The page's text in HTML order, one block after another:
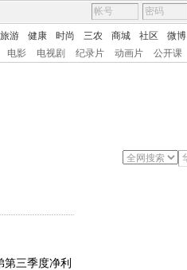
旅游 健康 时尚 三农 商城 社区 微博
电影 电视剧 纪录片 动画片 公开课
三季度净利